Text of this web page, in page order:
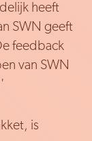
heeft
SWN geeft
feedback
van SWN
is